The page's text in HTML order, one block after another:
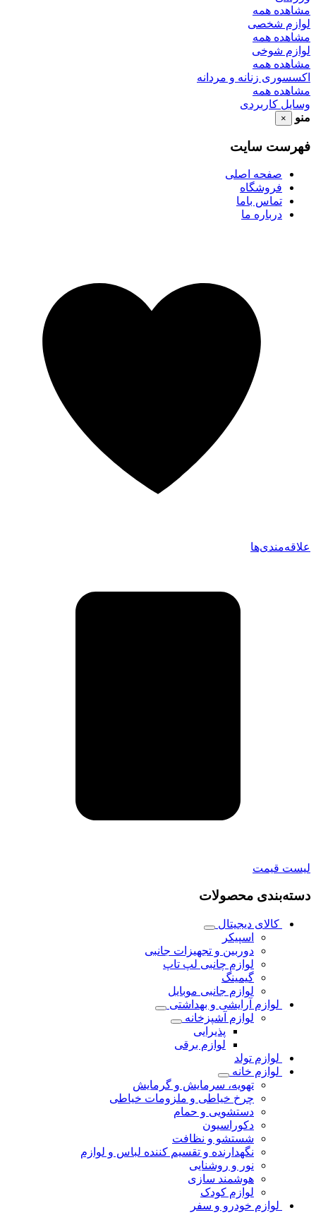
مشاهده همه
لوازم شخصی
مشاهده همه
لوازم شوخی
مشاهده همه
اکسسوری زنانه و مردانه
مشاهده همه
وسایل کاربردی
منو
×
فهرست سایت
صفحه اصلی
فروشگاه
تماس باما
درباره ما
علاقه‌مندی‌ها
لیست قیمت
دسته‌بندی محصولات
کالای دیجیتال
اسپیکر
دوربین و تجهیزات جانبی
لوازم چانبی لپ تاپ
گیمینگ
لوازم جانبی موبایل
لوازم آرایشی و بهداشتی
لوازم آشپزخانه
پذیرایی
لوازم برقی
لوازم تولد
لوازم خانه
تهویه، سرمایش و گرمایش
چرخ خیاطی و ملزومات خیاطی
دستشویی و حمام
دکوراسیون
شستشو و نظافت
نگهدارنده و تقسیم کننده لباس و لوازم
نور و روشنایی
هوشمند سازی
لوازم کودک
لوازم خودرو و سفر